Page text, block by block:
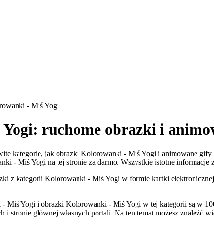
- Miś Yogi
ruchome obrazki i
kategorie, jak obrazki Kolorowanki - Miś Yogi i animowane
- Miś Yogi na tej stronie za darmo. Wszystkie istotne informacje
z kategorii Kolorowanki - Miś Yogi w formie kartki
Miś Yogi i obrazki Kolorowanki - Miś Yogi w tej kategorii są w
i stronie głównej własnych portali. Na ten temat możesz znaleźć